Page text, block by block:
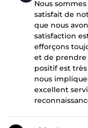
Nous
satisfait de
que nous
satisfaction
efforçons
et de prendre
positif est
nous
excellent